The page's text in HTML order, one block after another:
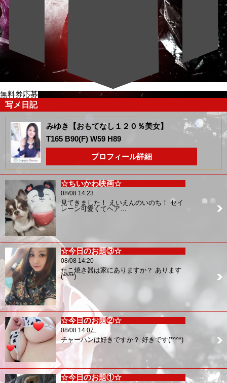
無料券応募
写メ日記
みゆき【おもてなし１２０％美女】
T165 B90(F) W59 H89
プロフィール詳細
☆ちいかわ映画☆
08/08 14:23
見てきました！ えいえんのいのち！ セイ
レーン可愛くてヘア…
☆今日のお題③☆
08/08 14:20
たこ焼き器は家にありますか？ あります
(*^^*)
☆今日のお題②☆
08/08 14:07
チャーハンは好きですか？ 好きです(*^^*)
☆今日のお題①☆